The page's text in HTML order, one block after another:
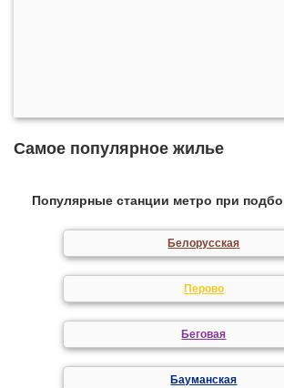
Самое популярное жилье
Популярные станции метро при
Белорусская
Перово
Беговая
Бауманская